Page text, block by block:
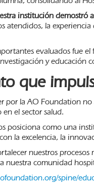
institución demostró
atendidos, la
evaluados fue
y educación
que
por la AO Foundation
el sector salud.
posiciona como una
la excelencia, la
nuestros
nuestra comunidad
spine/